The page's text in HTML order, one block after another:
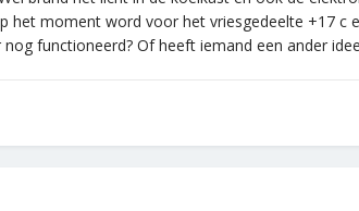
het moment word voor het vriesgedeelte +17
functioneerd? Of heeft iemand een ander